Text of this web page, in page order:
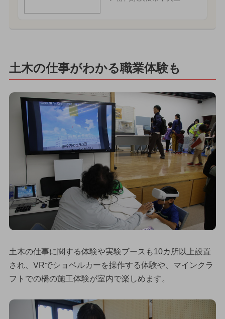
土木の仕事がわかる職業体験も
土木の仕事に関する体験や実験ブースも10カ所以上設置
され、VRでショベルカーを操作する体験や、マインクラ
フトでの橋の施工体験が室内で楽しめます。